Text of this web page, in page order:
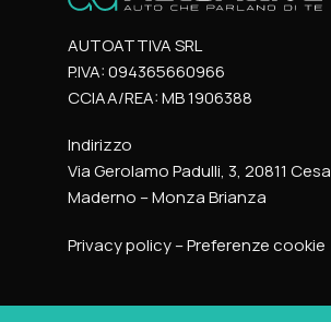
AUTOATTIVA SRL
P.IVA: 094365660966
CCIAA/REA: MB 1906388
Indirizzo
Via Gerolamo Padulli, 3, 20811
Maderno – Monza Brianza
Privacy policy–Preferenze cookie